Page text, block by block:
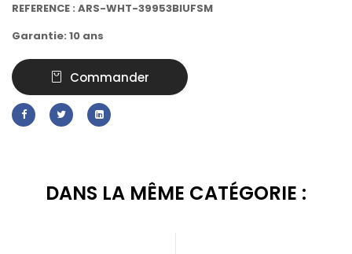
REFERENCE : ARS-WHT-39953BIUFSM
Garantie: 10 ans
Commander
DANS LA MÊME CATÉGORIE :